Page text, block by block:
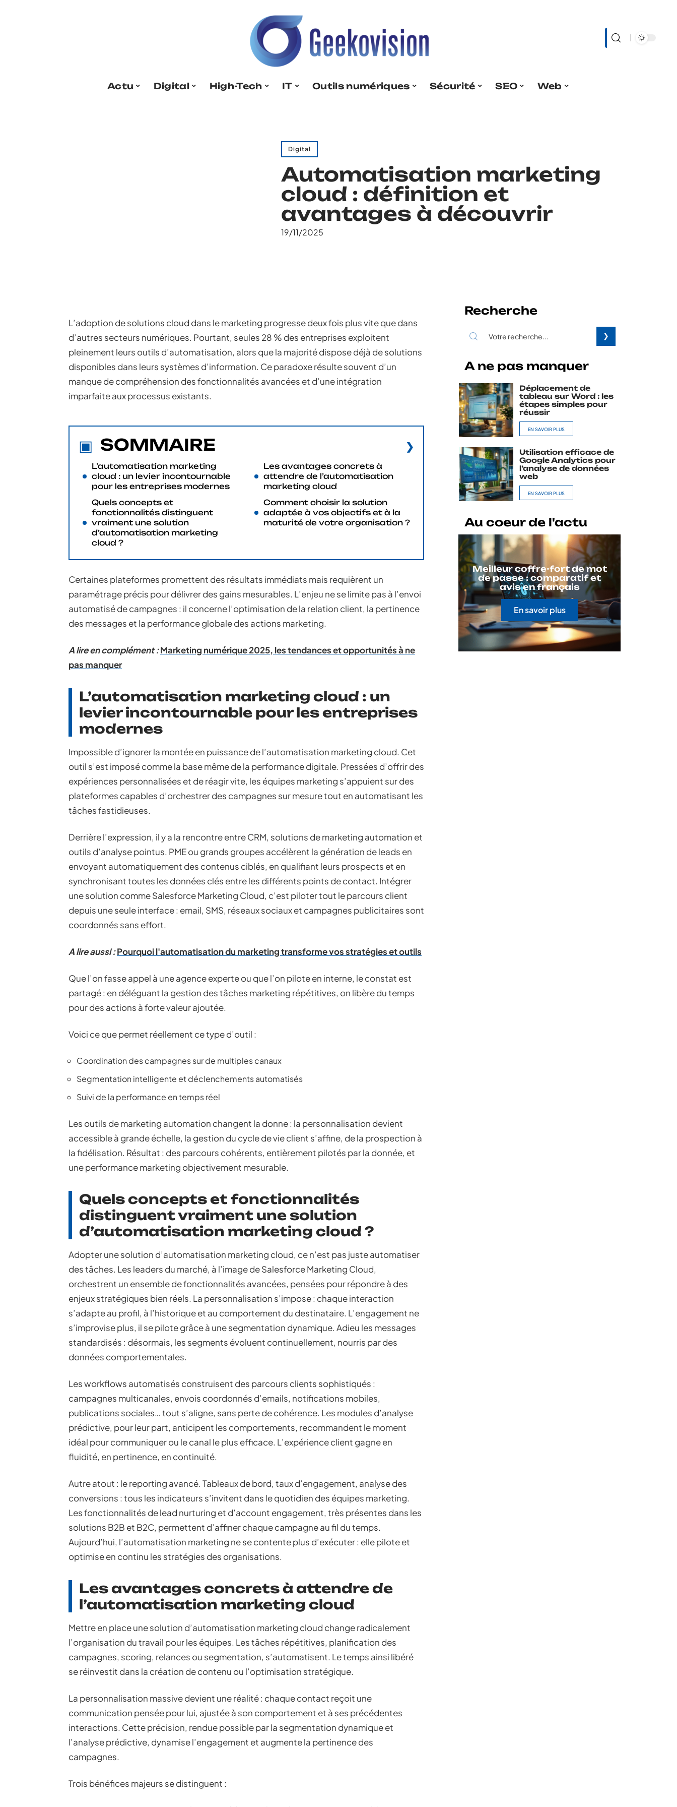
Actu Digital High-Tech IT Outils numériques Sécurité SEO Web
Digital
Automatisation marketing
cloud : définition et
avantages à découvrir
19/11/2025
L’adoption de solutions cloud dans le marketing progresse deux fois plus vite que dans
d’autres secteurs numériques. Pourtant, seules 28 % des entreprises exploitent
pleinement leurs outils d’automatisation, alors que la majorité dispose déjà de solutions
disponibles dans leurs systèmes d’information. Ce paradoxe résulte souvent d’un
manque de compréhension des fonctionnalités avancées et d’une intégration
imparfaite aux processus existants.
SOMMAIRE
L’automatisation marketing
cloud : un levier incontournable
pour les entreprises modernes
Quels concepts et
fonctionnalités distinguent
vraiment une solution
d’automatisation marketing
cloud ?
Les avantages concrets à
attendre de l’automatisation
marketing cloud
Comment choisir la solution
adaptée à vos objectifs et à la
maturité de votre organisation ?
Certaines plateformes promettent des résultats immédiats mais requièrent un
paramétrage précis pour délivrer des gains mesurables. L’enjeu ne se limite pas à l’envoi
automatisé de campagnes : il concerne l’optimisation de la relation client, la pertinence
des messages et la performance globale des actions marketing.
A lire en complément :Marketing numérique 2025, les tendances et opportunités à ne
pas manquer
L’automatisation marketing cloud : un
levier incontournable pour les entreprises
modernes
Impossible d’ignorer la montée en puissance de l’automatisation marketing cloud. Cet
outil s’est imposé comme la base même de la performance digitale. Pressées d’offrir des
expériences personnalisées et de réagir vite, les équipes marketing s’appuient sur des
plateformes capables d’orchestrer des campagnes sur mesure tout en automatisant les
tâches fastidieuses.
Derrière l’expression, il y a la rencontre entre CRM, solutions de marketing automation et
outils d’analyse pointus. PME ou grands groupes accélèrent la génération de leads en
envoyant automatiquement des contenus ciblés, en qualifiant leurs prospects et en
synchronisant toutes les données clés entre les différents points de contact. Intégrer
une solution comme Salesforce Marketing Cloud, c’est piloter tout le parcours client
depuis une seule interface : email, SMS, réseaux sociaux et campagnes publicitaires sont
coordonnés sans effort.
A lire aussi :Pourquoi l'automatisation du marketing transforme vos stratégies et outils
Que l’on fasse appel à une agence experte ou que l’on pilote en interne, le constat est
partagé : en déléguant la gestion des tâches marketing répétitives, on libère du temps
pour des actions à forte valeur ajoutée.
Voici ce que permet réellement ce type d’outil :
Coordination des campagnes sur de multiples canaux
Segmentation intelligente et déclenchements automatisés
Suivi de la performance en temps réel
Les outils de marketing automation changent la donne : la personnalisation devient
accessible à grande échelle, la gestion du cycle de vie client s’affine, de la prospection à
la fidélisation. Résultat : des parcours cohérents, entièrement pilotés par la donnée, et
une performance marketing objectivement mesurable.
Quels concepts et fonctionnalités
distinguent vraiment une solution
d’automatisation marketing cloud ?
Adopter une solution d’automatisation marketing cloud, ce n’est pas juste automatiser
des tâches. Les leaders du marché, à l’image de Salesforce Marketing Cloud,
orchestrent un ensemble de fonctionnalités avancées, pensées pour répondre à des
enjeux stratégiques bien réels. La personnalisation s’impose : chaque interaction
s’adapte au profil, à l’historique et au comportement du destinataire. L’engagement ne
s’improvise plus, il se pilote grâce à une segmentation dynamique. Adieu les messages
standardisés : désormais, les segments évoluent continuellement, nourris par des
données comportementales.
Les workflows automatisés construisent des parcours clients sophistiqués :
campagnes multicanales, envois coordonnés d’emails, notifications mobiles,
publications sociales… tout s’aligne, sans perte de cohérence. Les modules d’analyse
prédictive, pour leur part, anticipent les comportements, recommandent le moment
idéal pour communiquer ou le canal le plus efficace. L’expérience client gagne en
fluidité, en pertinence, en continuité.
Autre atout : le reporting avancé. Tableaux de bord, taux d’engagement, analyse des
conversions : tous les indicateurs s’invitent dans le quotidien des équipes marketing.
Les fonctionnalités de lead nurturing et d’account engagement, très présentes dans les
solutions B2B et B2C, permettent d’affiner chaque campagne au fil du temps.
Aujourd’hui, l’automatisation marketing ne se contente plus d’exécuter : elle pilote et
optimise en continu les stratégies des organisations.
Les avantages concrets à attendre de
l’automatisation marketing cloud
Mettre en place une solution d’automatisation marketing cloud change radicalement
l’organisation du travail pour les équipes. Les tâches répétitives, planification des
campagnes, scoring, relances ou segmentation, s’automatisent. Le temps ainsi libéré
se réinvestit dans la création de contenu ou l’optimisation stratégique.
La personnalisation massive devient une réalité : chaque contact reçoit une
communication pensée pour lui, ajustée à son comportement et à ses précédentes
interactions. Cette précision, rendue possible par la segmentation dynamique et
l’analyse prédictive, dynamise l’engagement et augmente la pertinence des
campagnes.
Trois bénéfices majeurs se distinguent :
Recherche
A ne pas manquer
Déplacement de
tableau sur Word : les
étapes simples pour
réussir
EN SAVOIR PLUS
Utilisation efficace de
Google Analytics pour
l’analyse de données
web
EN SAVOIR PLUS
Au coeur de l'actu
Meilleur coffre-fort de mot
de passe : comparatif et
avis en français
En savoir plus